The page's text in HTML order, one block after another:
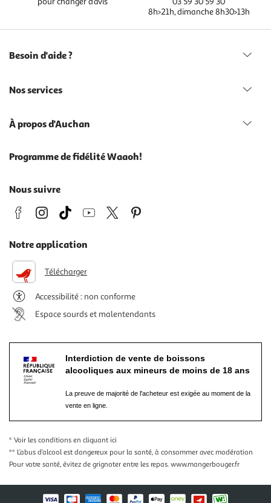
8h>21h, dimanche 8h30>13h
Besoin d'aide ?
Nos services
À propos d'Auchan
Programme de fidélité Waaoh!
Nous suivre
Notre application
Télécharger
Accessibilité : non conforme
Espace sourds et malentendants
Interdiction de vente de boissons
alcooliques aux mineurs de moins de 18 ans
La preuve de majorité de l'acheteur est exigée au moment de la
vente en ligne.
* Voir les conditions en cliquant ici
** L’abus d’alcool est dangereux pour la santé, à consommer avec modération
Pour votre santé, évitez de grignoter entre les repas. www.mangerbouger.fr